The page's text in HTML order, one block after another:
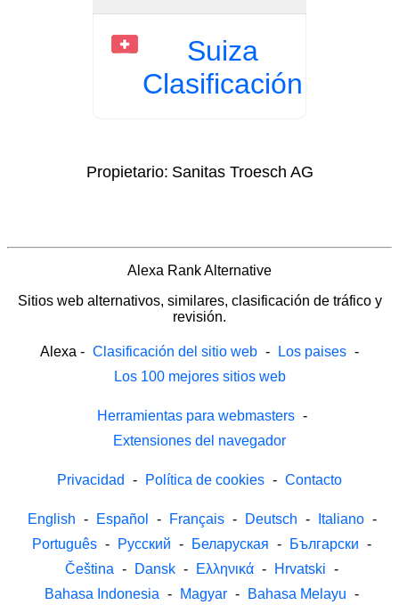
Suiza
Clasificación
Propietario: Sanitas Troesch AG
Alexa Rank Alternative
Sitios web alternativos, similares, clasificación de tráfico y
revisión.
Alexa - Clasificación del sitio web - Los paises -
Los 100 mejores sitios web
Herramientas para webmasters -
Extensiones del navegador
Privacidad - Política de cookies - Contacto
English - Español - Français - Deutsch - Italiano -
Português - Русский - Беларуская - Български -
Čeština - Dansk - Ελληνικά - Hrvatski -
Bahasa Indonesia - Magyar - Bahasa Melayu -